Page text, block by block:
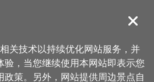
導覽
>
啡厅
关闭
关技术以持续优化网站服务，并
验，当您继续使用本网站即表示您
策。另外，网站提供周边景点自